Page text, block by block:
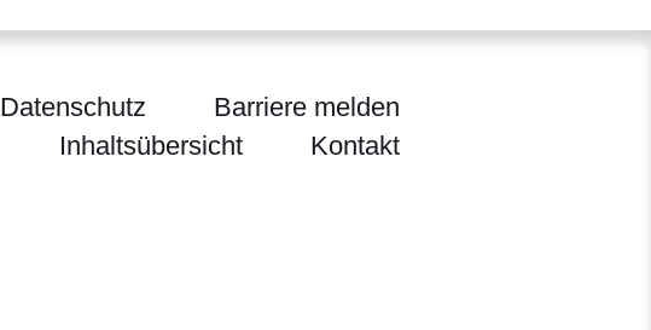
Datenschutz
Barriere melden
Inhaltsübersicht
Kontakt